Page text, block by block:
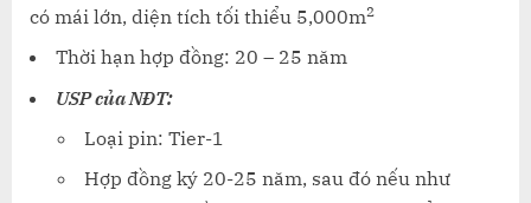
có mái lớn, diện tích tối thiểu 5,000m2
Thời hạn hợp đồng: ​20 – 25 năm​
USP của NĐT:
Loại pin: Tier-1
Hợp đồng ký 20-25 năm, sau đó nếu như